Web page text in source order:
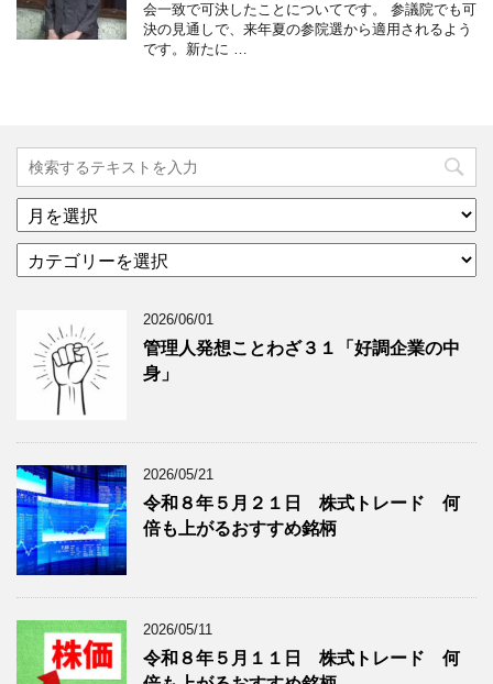
会一致で可決したことについてです。 参議院でも可
決の見通しで、来年夏の参院選から適用されるよう
です。新たに …
ア
ー
カ
イ
グ
記
事
を
表
示
テ
ー
ブ
ロ
グ
記
事
を
表
示
2026/06/01
管理人発想ことわざ３１「好調企業の中
身」
2026/05/21
令和８年５月２１日 株式トレード 何
倍も上がるおすすめ銘柄
2026/05/11
令和８年５月１１日 株式トレード 何